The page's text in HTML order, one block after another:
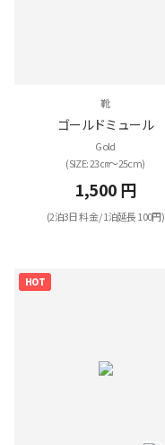
靴
ゴールドミュール
Gold
(SIZE: 23㎝～25cm)
1,500 円
(2泊3日 料金 / 1泊延長 100円)
HOT